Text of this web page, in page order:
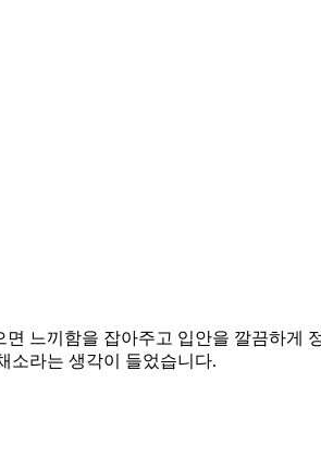
느끼함을 잡아주고 입안을 깔끔하게
소라는 생각이 들었습니다.